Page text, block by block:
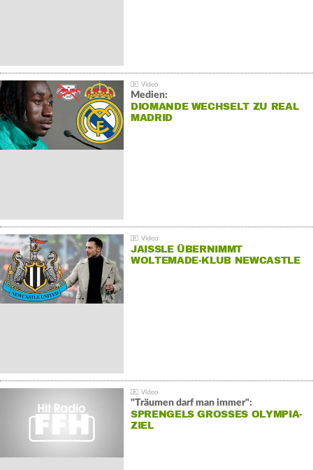
Medien:
DIOMANDE WECHSELT ZU REAL
MADRID
JAISSLE ÜBERNIMMT
WOLTEMADE-KLUB NEWCASTLE
"Träumen darf man immer":
SPRENGELS GROSSES OLYMPIA-Z
IEL